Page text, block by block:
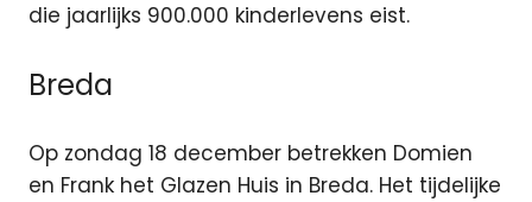
die jaarlijks 900.000 kinderlevens eist.
Breda
Op zondag 18 december betrekken Domien
en Frank het Glazen Huis in Breda. Het tijdelijke